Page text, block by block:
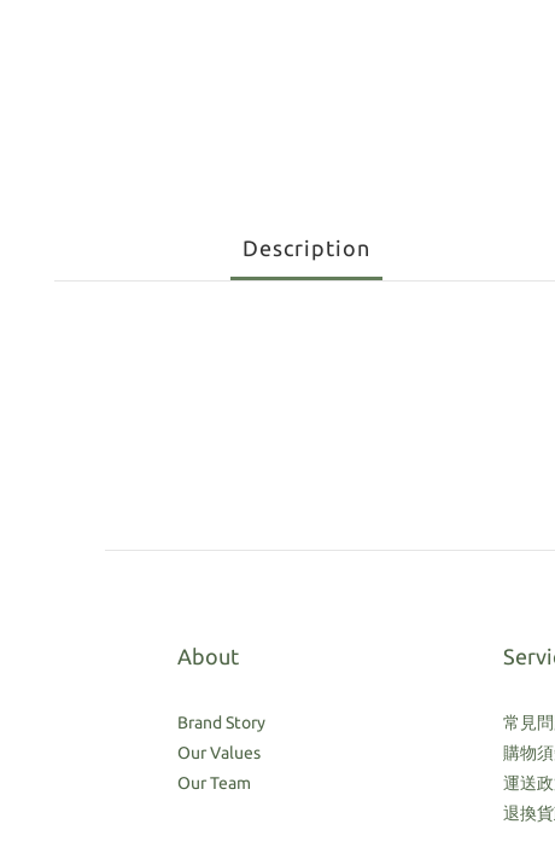
Description
About
Brand Story
Our Values
Our Team
常見
購物
運送
退換